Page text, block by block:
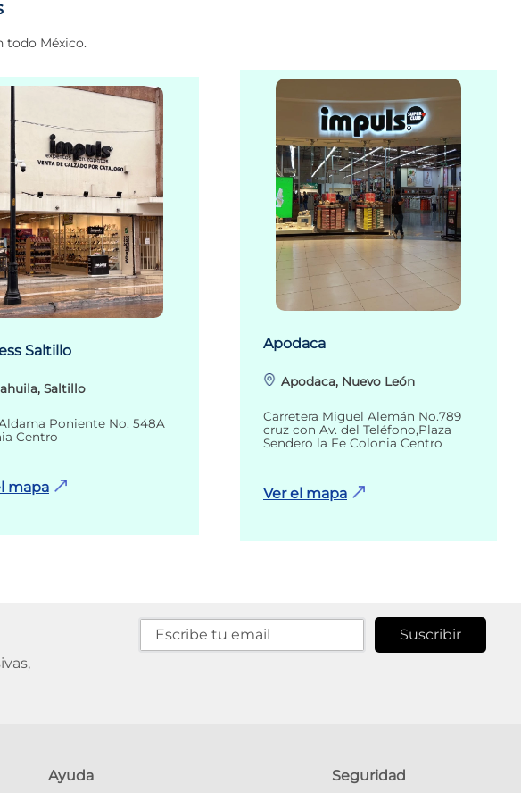
todo México.
Saltillo
Saltillo
Poniente No. 548A
Centro
mapa
Apodaca
Apodaca, Nuevo León
Carretera Miguel Alemán No.789
cruz con Av. del Teléfono,Plaza
Sendero la Fe Colonia Centro
Ver el mapa
Suscribir
Ayuda Seguridad